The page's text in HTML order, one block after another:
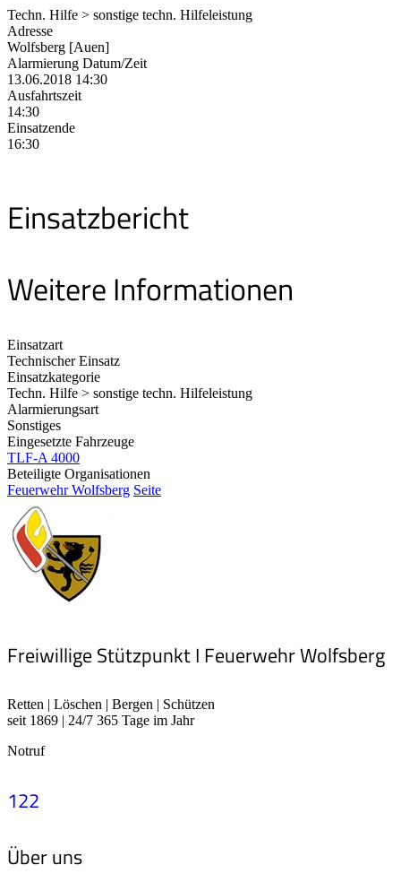
Techn. Hilfe > sonstige techn. Hilfeleistung
Adresse
Wolfsberg [Auen]
Alarmierung Datum/Zeit
13.06.2018 14:30
Ausfahrtszeit
14:30
Einsatzende
16:30
Einsatzbericht
Weitere Informationen
Einsatzart
Technischer Einsatz
Einsatzkategorie
Techn. Hilfe > sonstige techn. Hilfeleistung
Alarmierungsart
Sonstiges
Eingesetzte Fahrzeuge
TLF-A 4000
Beteiligte Organisationen
Feuerwehr Wolfsberg Seite
Freiwillige Stützpunkt I Feuerwehr Wolfsberg
Retten | Löschen | Bergen | Schützen
seit 1869 | 24/7 365 Tage im Jahr
Notruf
122
Über uns